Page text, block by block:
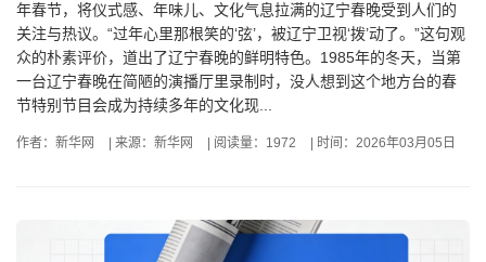
年春节，将仪式感、年味儿、文化气息拉满的辽宁春晚受到人们的
关注与热议。“过年心里那根笑的‘弦’，被辽宁卫视‘拨’动了。”这句观
众的朴素评价，道出了辽宁春晚的鲜明特色。1985年的冬天，当第
一台辽宁春晚在简陋的演播厅里录制时，没人想到这个地方台的春
节特别节目会成为持续多年的文化现...
作者：新华网 来源：新华网 阅读量：1972 时间：2026年03月05日